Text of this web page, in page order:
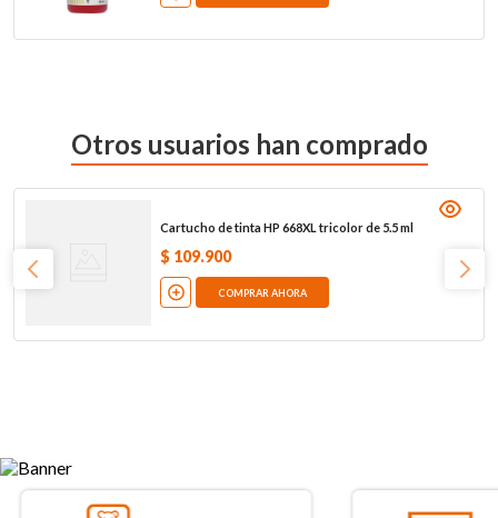
Otros usuarios han comprado
Cartucho de tinta HP 668XL tricolor de 5.5 ml
$ 109.900
COMPRAR AHORA